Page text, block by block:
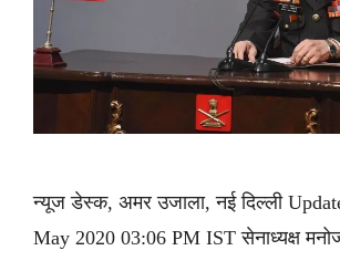
न्यूज डेस्क, अमर उजाला, नई दिल्ली
May 2020 03:06 PM IST सेनाध्यक्ष